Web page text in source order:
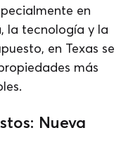
en
la tecnología y la
en Texas se
más
Nueva